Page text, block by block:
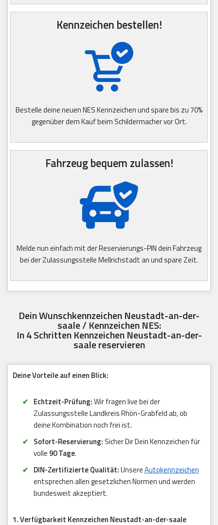
Kennzeichen bestellen!
Bestelle deine neuen NES Kennzeichen und spare bis zu 70%
gegenüber dem Kauf beim Schildermacher vor Ort.
Fahrzeug bequem zulassen!
Melde nun einfach mit der Reservierungs-PIN dein Fahrzeug
bei der Zulassungsstelle Mellrichstadt an und spare Zeit.
Dein Wunschkennzeichen Neustadt-an-der-
saale / Kennzeichen NES:
In 4 Schritten Kennzeichen Neustadt-an-der-
saale reservieren
Deine Vorteile auf einen Blick:
Echtzeit-Prüfung:Wir fragen live bei der
Zulassungsstelle Landkreis Rhön-Grabfeld ab, ob
deine Kombination noch frei ist.
Sofort-Reservierung: Sicher Dir Dein Kennzeichen für
volle 90 Tage.
DIN-Zertifizierte Qualität:UnsereAutokennzeichen
entsprechen allen gesetzlichen Normen und werden
bundesweit akzeptiert.
1. Verfügbarkeit Kennzeichen Neustadt-an-der-saale